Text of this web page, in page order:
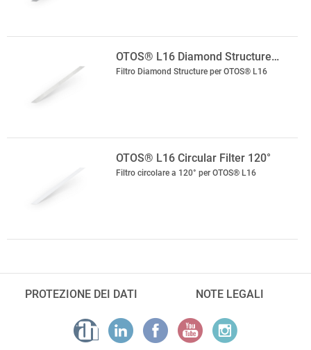
OTOS® L16 Diamond Structure…
Filtro Diamond Structure per OTOS® L16
OTOS® L16 Circular Filter 120°
Filtro circolare a 120° per OTOS® L16
PROTEZIONE DEI DATI NOTE LEGALI